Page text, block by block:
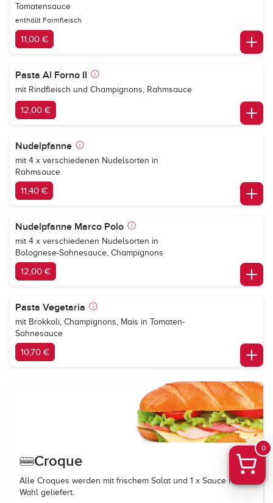
Tomatensauce
enthällt Formfleisch
11,00 €
Pasta Al Forno II
mit Rindfleisch und Champignons, Rahmsauce
12,00 €
Nudelpfanne
mit 4 x verschiedenen Nudelsorten in
Rahmsauce
11,40 €
Nudelpfanne Marco Polo
mit 4 x verschiedenen Nudelsorten in
Bolognese-Sahnesauce, Champignons
12,00 €
Pasta Vegetaria
mit Brokkoli, Champignons, Mais in Tomaten-
Sahnesauce
10,70 €
Croque
Alle Croques werden mit frischem Salat und 1 x Sauce nach
Wahl geliefert.
0